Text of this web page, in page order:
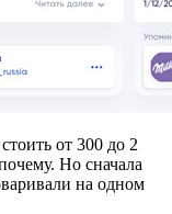
от 300 до 2
Но сначала
на одном